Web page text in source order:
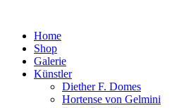
Home
Shop
Galerie
Künstler
Diether F. Domes
Hortense von Gelmini